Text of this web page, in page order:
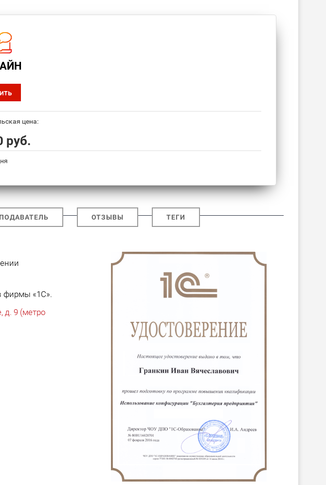
цена:
руб.
ОТЗЫВЫ ТЕГИ
фирмы «1С».
д. 9 (метро